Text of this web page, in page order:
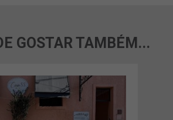
GOSTAR TAMBÉM...